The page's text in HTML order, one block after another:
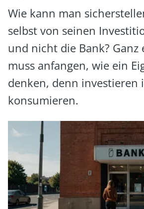
Wie kann man
selbst von seinen
und nicht die Bank? Ganz
muss anfangen, wie ein
denken, denn investieren
konsumieren.